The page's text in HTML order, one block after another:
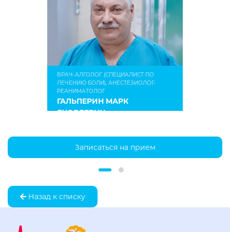
ВРАЧ-АЛГОЛОГ (СПЕЦИАЛИСТ ПО
ЛЕЧЕНИЮ БОЛИ), АНЕСТЕЗИОЛОГ-
РЕАНИМАТОЛОГ
ГАЛЬПЕРИН МАРК
ЯКОВЛЕВИЧ
Записаться на прием
Назад к списку